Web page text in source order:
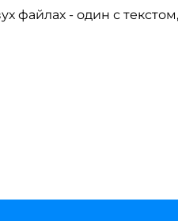
файлах - один с